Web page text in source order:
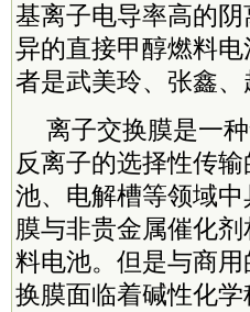
基离子电导率高的
异的直接甲醇燃料电
者是武美玲、张鑫、
离子交换膜是一
反离子的选择性传
池、电解槽等领域
膜与非贵金属催化
料电池。但是与商
换膜面临着碱性化